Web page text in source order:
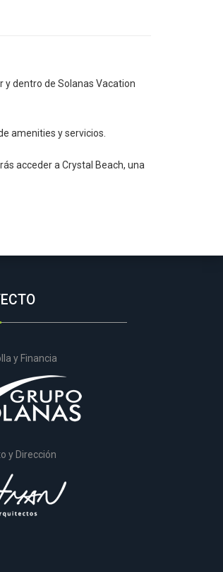
dentro de Solanas Vacation
amenities y servicios.
acceder a Crystal Beach, una
y Financia
y Dirección